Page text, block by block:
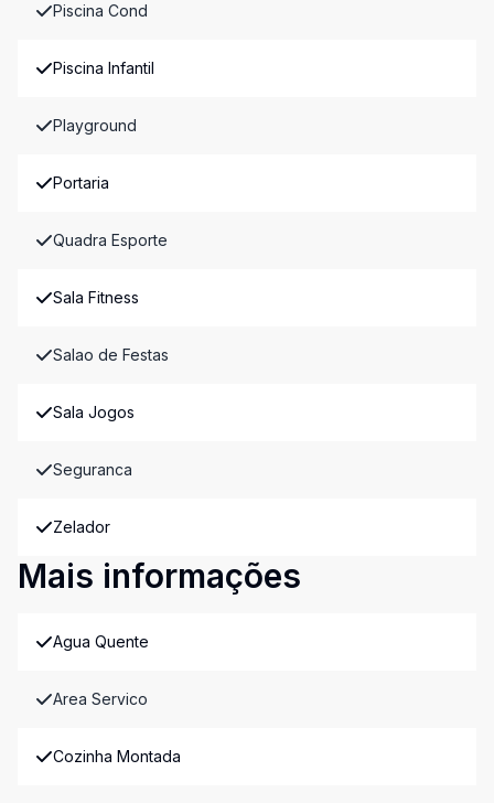
Piscina Cond
Piscina Infantil
Playground
Portaria
Quadra Esporte
Sala Fitness
Salao de Festas
Sala Jogos
Seguranca
Zelador
Mais informações
Agua Quente
Area Servico
Cozinha Montada